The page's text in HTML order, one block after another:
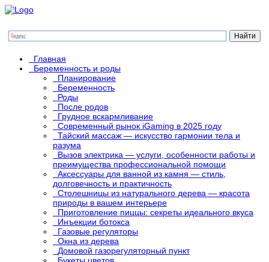
Главная
Беременность и роды
Планирование
Беременность
Роды
После родов
Грудное вскармливание
Современный рынок iGaming в 2025 году
Тайский массаж — искусство гармонии тела и
разума
Вызов электрика — услуги, особенности работы и
преимущества профессиональной помощи
Аксессуары для ванной из камня — стиль,
долговечность и практичность
Столешницы из натурального дерева — красота
природы в вашем интерьере
Приготовление пиццы: секреты идеального вкуса
Инъекции ботокса
Газовые регуляторы
Окна из дерева
Домовой газорегуляторный пункт